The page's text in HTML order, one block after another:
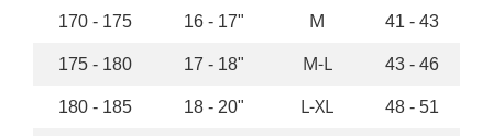
Ghidaje și întinzătoare lanț
Lanțuri
170 - 175 16 - 17" M 41 - 43
175 - 180 17 - 18" M-L 43 - 46
180 - 185 18 - 20" L-XL 48 - 51